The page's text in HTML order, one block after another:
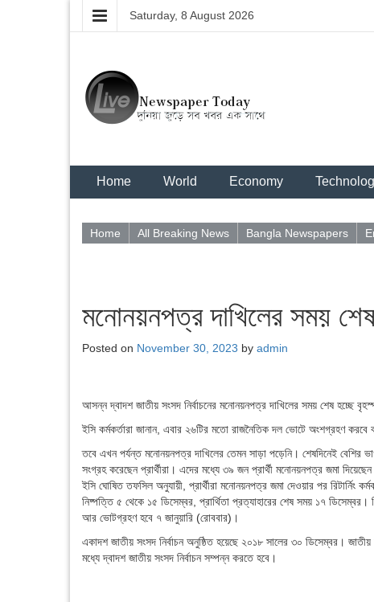
Saturday, 8 August 2026
Home World Economy
Home All Breaking News Bangla Newspapers
মনোনয়নপত্র দাখিলের সময়
Posted on November 30, 2023 by admin
আসন্ন দ্বাদশ জাতীয় সংসদ নির্বাচনের মনোনয়নপত্র দাখিলের সময় শেষ হচ্ছে
ইসি কর্মকর্তারা জানান, এবার ২৬টির মতো রাজনৈতিক দল ভোটে অংশগ্রহণ করবে
তবে এখন পর্যন্ত মনোনয়নপত্র দাখিলের তেমন সাড়া পড়েনি। শেষদিনেই বেশির
সংগ্রহ করেছেন প্রার্থীরা। এদের মধ্যে ৩৯ জন প্রার্থী মনোনয়নপত্র জমা
ইসি ঘোষিত তফসিল অনুযায়ী, প্রার্থীরা মনোনয়নপত্র জমা দেওয়ার পর রিটার্নিং
নিষ্পত্তি ৫ থেকে ১৫ ডিসেম্বর, প্রার্থিতা প্রত্যাহারের শেষ সময় ১৭ ডিসেম্বর।
আর ভোটগ্রহণ হবে ৭ জানুয়ারি (রোববার)।
একাদশ জাতীয় সংসদ নির্বাচন অনুষ্ঠিত হয়েছে ২০১৮ সালের ৩০ ডিসেম্বর।
মধ্যে দ্বাদশ জাতীয় সংসদ নির্বাচন সম্পন্ন করতে হবে।